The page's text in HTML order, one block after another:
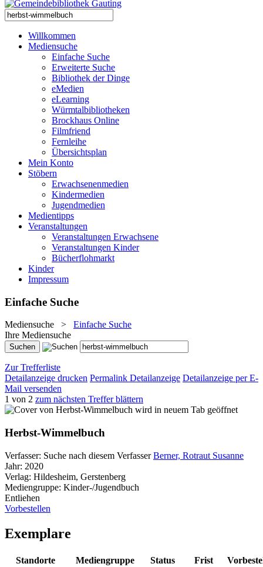
Willkommen
Mediensuche
Einfache Suche
Erweiterte Suche
Bibliothek der Dinge
eMedien
eLearning
Würmtalbibliotheken
Brockhaus Online
Filmfriend
Fernleihe
Übersichtsplan
Mein Konto
Stöbern
Erwachsenenmedien
Kindermedien
Jugendmedien
Medientipps
Veranstaltungen
Veranstaltungen Erwachsene
Veranstaltungen Kinder
Bücherflohmarkt
Kinder
Impressum
Einfache Suche
Mediensuche > Einfache Suche
Ihre Mediensuche
Zur Trefferliste
Detailanzeige drucken Permalink Detailanzeige Detailanzeige per E-
Mail versenden
1 von 2 zum nächsten Treffer blättern
wird in neuem Tab geöffnet
Herbst-Wimmelbuch
Verfasser: Suche nach diesem Verfasser Berner, Rotraut Susanne
Jahr: 2020
Verlag: Hildesheim, Gerstenberg
Mediengruppe: Kinder-/Jugendbuch
Entliehen
Vorbestellen
Exemplare
Standorte Mediengruppe Status Frist